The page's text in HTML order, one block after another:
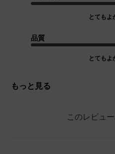
とてもよ
品質
とてもよ
もっと見る
このレビュ